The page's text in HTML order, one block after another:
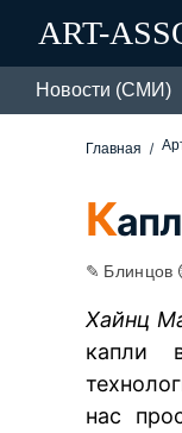
ART-
Новости (СМИ)
Главная
К
✎ Блинцов
Хайнц
капли
нас